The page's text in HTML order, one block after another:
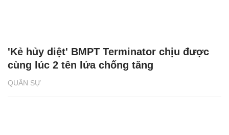
QUÂN SỰ
'Kẻ hủy diệt' BMPT Terminator chịu được
cùng lúc 2 tên lửa chống tăng